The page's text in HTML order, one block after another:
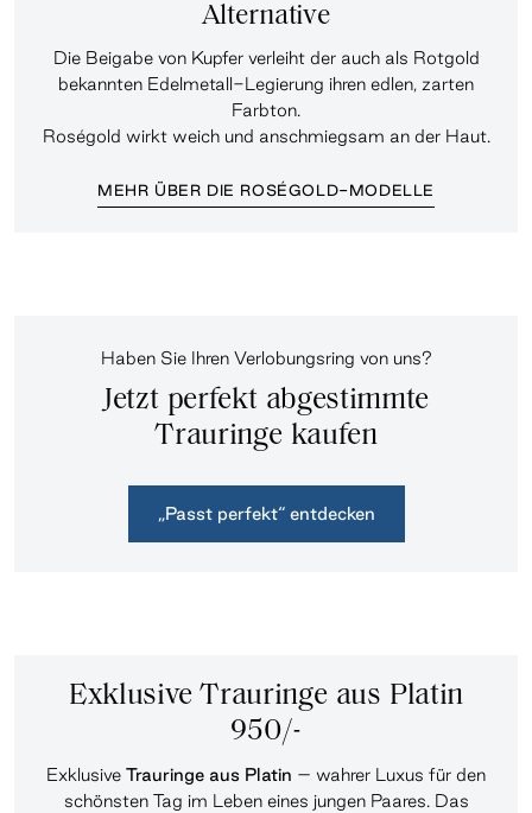
Alternative
Die Beigabe von Kupfer verleiht der auch als Rotgold
bekannten Edelmetall-Legierung ihren edlen, zarten
Farbton.
Roségold wirkt weich und anschmiegsam an der Haut.
MEHR ÜBER DIE ROSÉGOLD-MODELLE
Haben Sie Ihren Verlobungsring von uns?
Jetzt perfekt abgestimmte
Trauringe kaufen
„Passt perfekt“ entdecken
Exklusive Trauringe aus Platin
950/-
Exklusive Trauringe aus Platin – wahrer Luxus für den
schönsten Tag im Leben eines jungen Paares. Das